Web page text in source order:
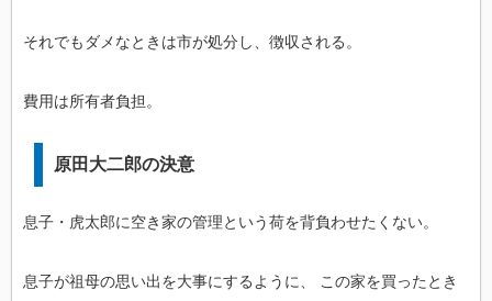
それでもダメなときは市が処分し、徴収される。
費用は所有者負担。
原田大二郎の決意
息子・虎太郎に空き家の管理という荷を背負わせたくない。
息子が祖母の思い出を大事にするように、 この家を買ったとき